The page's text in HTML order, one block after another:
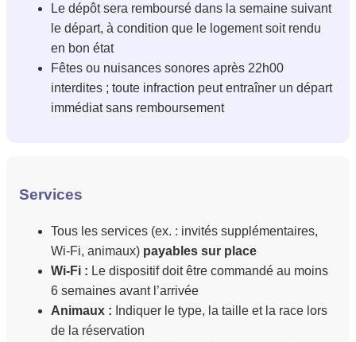
Le dépôt sera remboursé dans la semaine suivant
le départ, à condition que le logement soit rendu
en bon état
Fêtes ou nuisances sonores après 22h00
interdites ; toute infraction peut entraîner un départ
immédiat sans remboursement
Services
Tous les services (ex. : invités supplémentaires,
Wi-Fi, animaux) payables sur place
Wi-Fi : Le dispositif doit être commandé au moins
6 semaines avant l’arrivée
Animaux : Indiquer le type, la taille et la race lors
de la réservation